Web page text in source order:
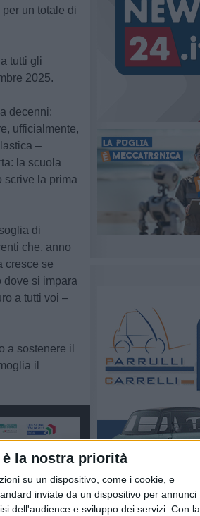
la nostra priorità
su un dispositivo, come i cookie, e
inviate da un dispositivo per annunci
dell'audience e sviluppo dei servizi. Con la
un totale di
tutti gli
2025.
decenni:
ufficialmente,
–
la scuola
scrive la prima
di
che, anno
cresce se
dove si impara
a tutti voi –
a sostenere il
il